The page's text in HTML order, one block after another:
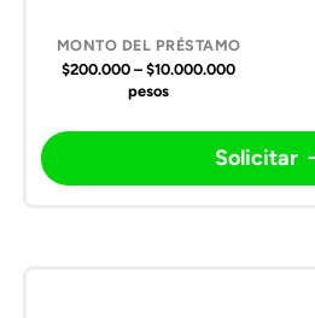
$200.000 – $10.000.000
pesos
Solicitar